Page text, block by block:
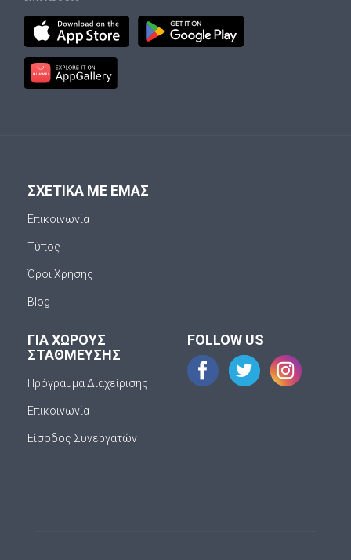
ΣΧΕΤΙΚΑ ΜΕ ΕΜΑΣ
Επικοινωνία
Τύπος
Όροι Χρήσης
Blog
ΓΙΑ ΧΩΡΟΥΣ
ΣΤΑΘΜΕΥΣΗΣ
Πρόγραμμα Διαχείρισης
Επικοινωνία
Είσοδος Συνεργατών
FOLLOW US